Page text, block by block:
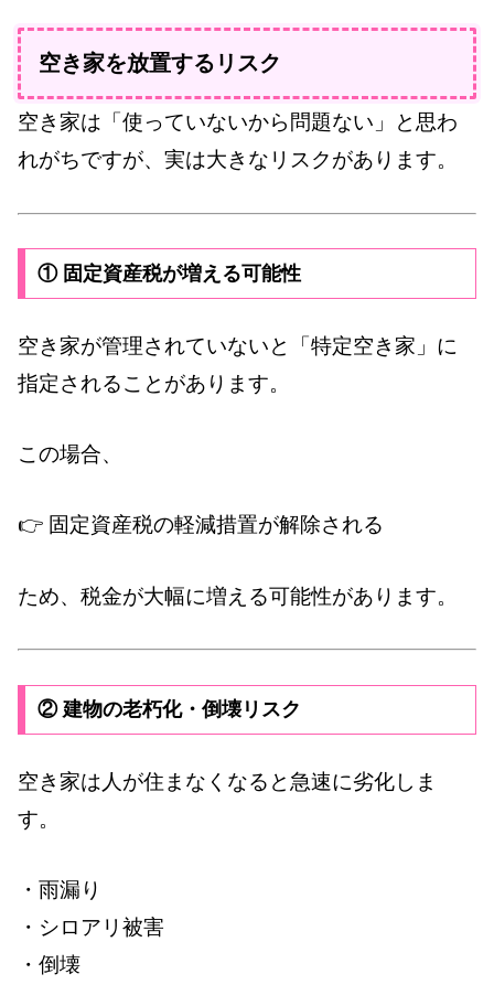
空き家を放置するリスク
空き家は「使っていないから問題ない」と思わ
れがちですが、実は大きなリスクがあります。
① 固定資産税が増える可能性
空き家が管理されていないと「特定空き家」に
指定されることがあります。
この場合、
👉 固定資産税の軽減措置が解除される
ため、税金が大幅に増える可能性があります。
② 建物の老朽化・倒壊リスク
空き家は人が住まなくなると急速に劣化しま
す。
・雨漏り
・シロアリ被害
・倒壊